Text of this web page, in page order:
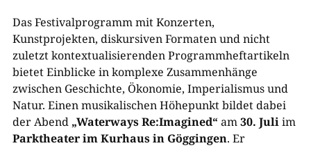
Das Festivalprogramm mit Konzerten,
Kunstprojekten, diskursiven Formaten und nicht
zuletzt kontextualisierenden Programmheftartikeln
bietet Einblicke in komplexe Zusammenhänge
zwischen Geschichte, Ökonomie, Imperialismus und
Natur. Einen musikalischen Höhepunkt bildet dabei
der Abend „Waterways Re:Imagined“ am30. Juliim
Parktheater im Kurhaus in Göggingen. Er